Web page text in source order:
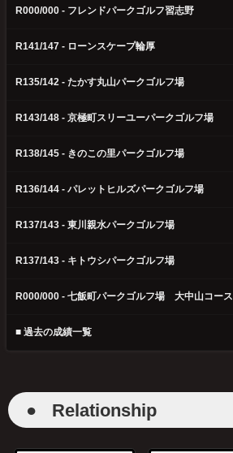
R000/000 - フレンドパークゴルフ習志野
R141/147 - ローンスケープ輪厚
R135/142 - たかす丸山パークゴルフ場
R143/148 - 京極町スリーユーパークゴルフ場
R138/145 - きのこの里パークゴルフ場
R136/144 - パレットヒルズパークゴルフ場
R137/143 - 東川親水パークゴルフ場
R137/143 - キトウシパークゴルフ場
R000/000 - 七飯町パークゴルフ場 大中山コース
■ 過去の成績一覧
● Relationship